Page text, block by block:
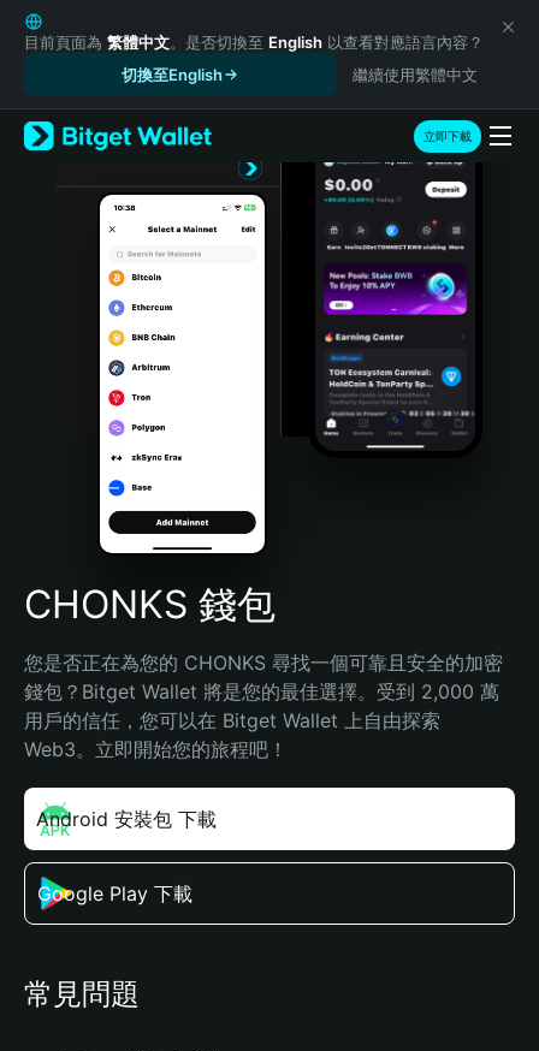
English
日本語
Русский
Español (Latinoamérica)
Türkçe
Português (Portugal)
Bahasa Indonesia
Português (Brasil)
Español (Argentina)
目前頁面為 繁體中文。是否切換至 English 以查看對應語言內容？
切換至English
繼續使用繁體中文
立即下載
CHONKS 錢包
您是否正在為您的 CHONKS 尋找一個可靠且安全的加密
錢包？Bitget Wallet 將是您的最佳選擇。受到 2,000 萬
用戶的信任，您可以在 Bitget Wallet 上自由探索
Web3。立即開始您的旅程吧！
Android 安裝包 下載
Google Play 下載
常見問題